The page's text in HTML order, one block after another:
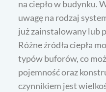
na ciepło w budynku.
uwagę na rodzaj
już zainstalowany lub
Różne źródła ciepła
typów buforów, co
pojemność oraz
czynnikiem jest